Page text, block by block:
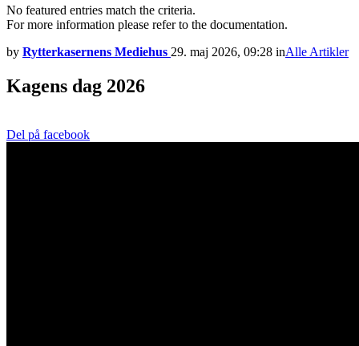
No featured entries match the criteria.
For more information please refer to the documentation.
by Rytterkasernens Mediehus 29. maj 2026, 09:28 inAlle Artikler
Kagens dag 2026
Del på facebook